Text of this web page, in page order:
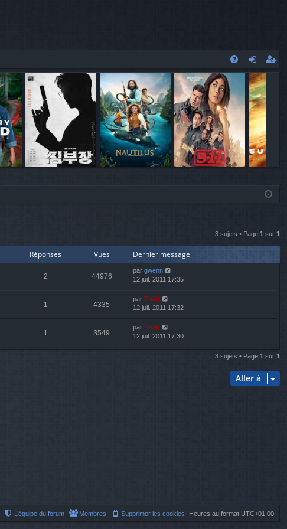
Q
o
n
ne
xi
o
3 sujets • Page 1 sur 1
Réponses Vues Dernier message
2 44976
par gwenn
12 juil. 2011 17:35
1 4335
par Thãd
12 juil. 2011 17:32
1 3549
par Thãd
12 juil. 2011 17:30
3 sujets • Page 1 sur 1
Aller à
Heures au format UTC+01:00
Supprimer les cookies
Membres
L’équipe du forum